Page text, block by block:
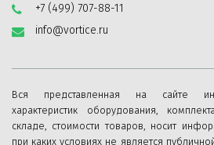
+7 (499) 707-88-11
info@vortice.ru
Вся представленная на сайте
характеристик оборудования,
складе, стоимости товаров, носит
при каких условиях не является